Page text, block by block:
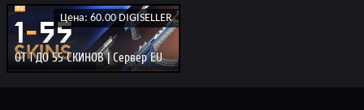
Цена: 60.00 DIGISELLER
ОТ 1 ДО 55 СКИНОВ | Сервер EU